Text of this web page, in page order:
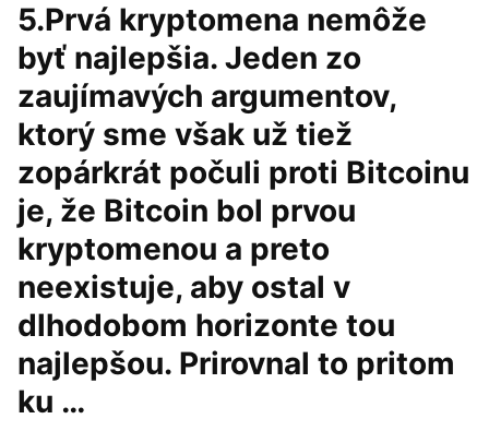
5.Prvá kryptomena nemôže
byť najlepšia. Jeden zo
zaujímavých argumentov,
ktorý sme však už tiež
zopárkrát počuli proti Bitcoinu
je, že Bitcoin bol prvou
kryptomenou a preto
neexistuje, aby ostal v
dlhodobom horizonte tou
najlepšou. Prirovnal to pritom
ku …